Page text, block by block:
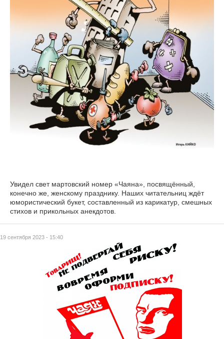
19 сентября 2023 - 15:40
Увидел свет мартовский номер «Чаяна», посвящённый,
конечно же, женскому празднику. Наших читательниц ждёт
юмористический букет, составленный из карикатур, смешных
стихов и прикольных анекдотов.